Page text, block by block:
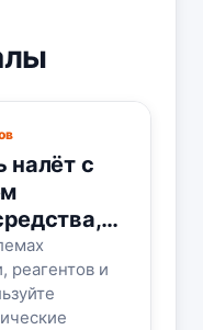
налёт с
реагентов и